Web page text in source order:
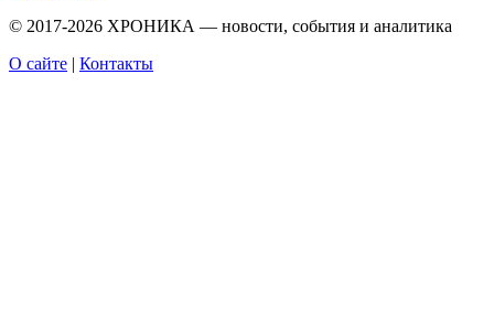
© 2017-2026 ХРОНИКА — новости, события и аналитика
О сайте | Контакты